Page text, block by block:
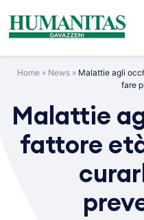
content
Home» News» Malattie agli
fare
Malattie
fattore